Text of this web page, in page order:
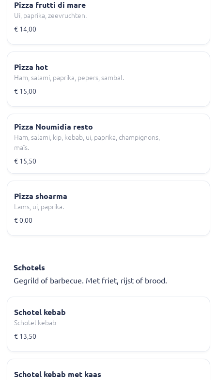
Pizza frutti di mare
Ui, paprika, zeevruchten.
€ 14,00
Pizza hot
Ham, salami, paprika, pepers, sambal.
€ 15,00
Pizza Noumidia resto
Ham, salami, kip, kebab, ui, paprika, champignons,
maïs.
€ 15,50
Pizza shoarma
Lams, ui, paprika.
€ 0,00
Schotels
Gegrild of barbecue. Met friet, rijst of brood.
Schotel kebab
Schotel kebab
€ 13,50
Schotel kebab met kaas